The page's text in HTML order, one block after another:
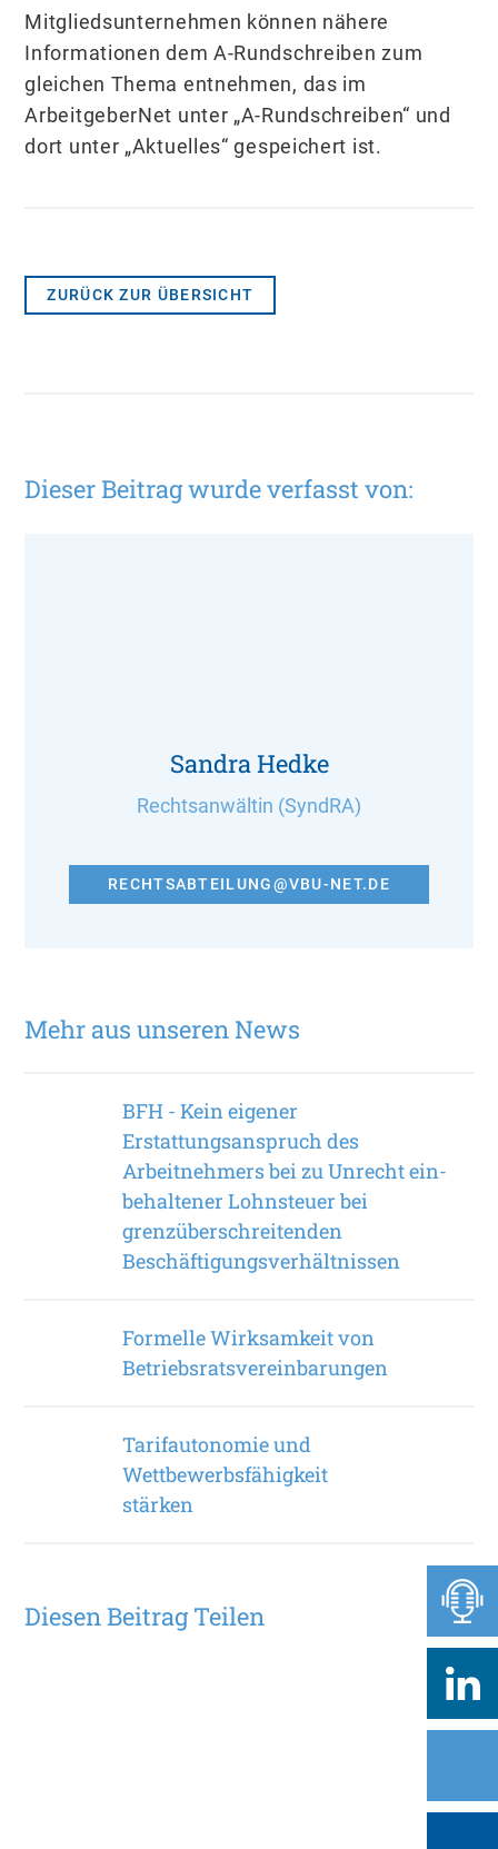
Mitgliedsunternehmen können nähere
Informationen dem A-Rundschreiben zum
gleichen Thema entnehmen, das im
ArbeitgeberNet unter „A-Rundschreiben“ und
dort unter „Aktuelles“ gespeichert ist.
ZURÜCK ZUR ÜBERSICHT
Mehr aus unseren News
BFH - Kein eigener
Erstattungsanspruch des
Arbeitnehmers bei zu Unrecht ein­
behaltener Lohnsteuer bei
grenzüberschreitenden
Beschäftigungsverhältnissen
Formelle Wirksamkeit von
Betriebsratsvereinbarungen
Tarifautonomie und
Wettbewerbsfähigkeit
stärken
Dieser Beitrag wurde verfasst von:
Sandra Hedke
Rechtsanwältin (SyndRA)
RECHTSABTEILUNG@VBU-NET.DE
Diesen Beitrag Teilen